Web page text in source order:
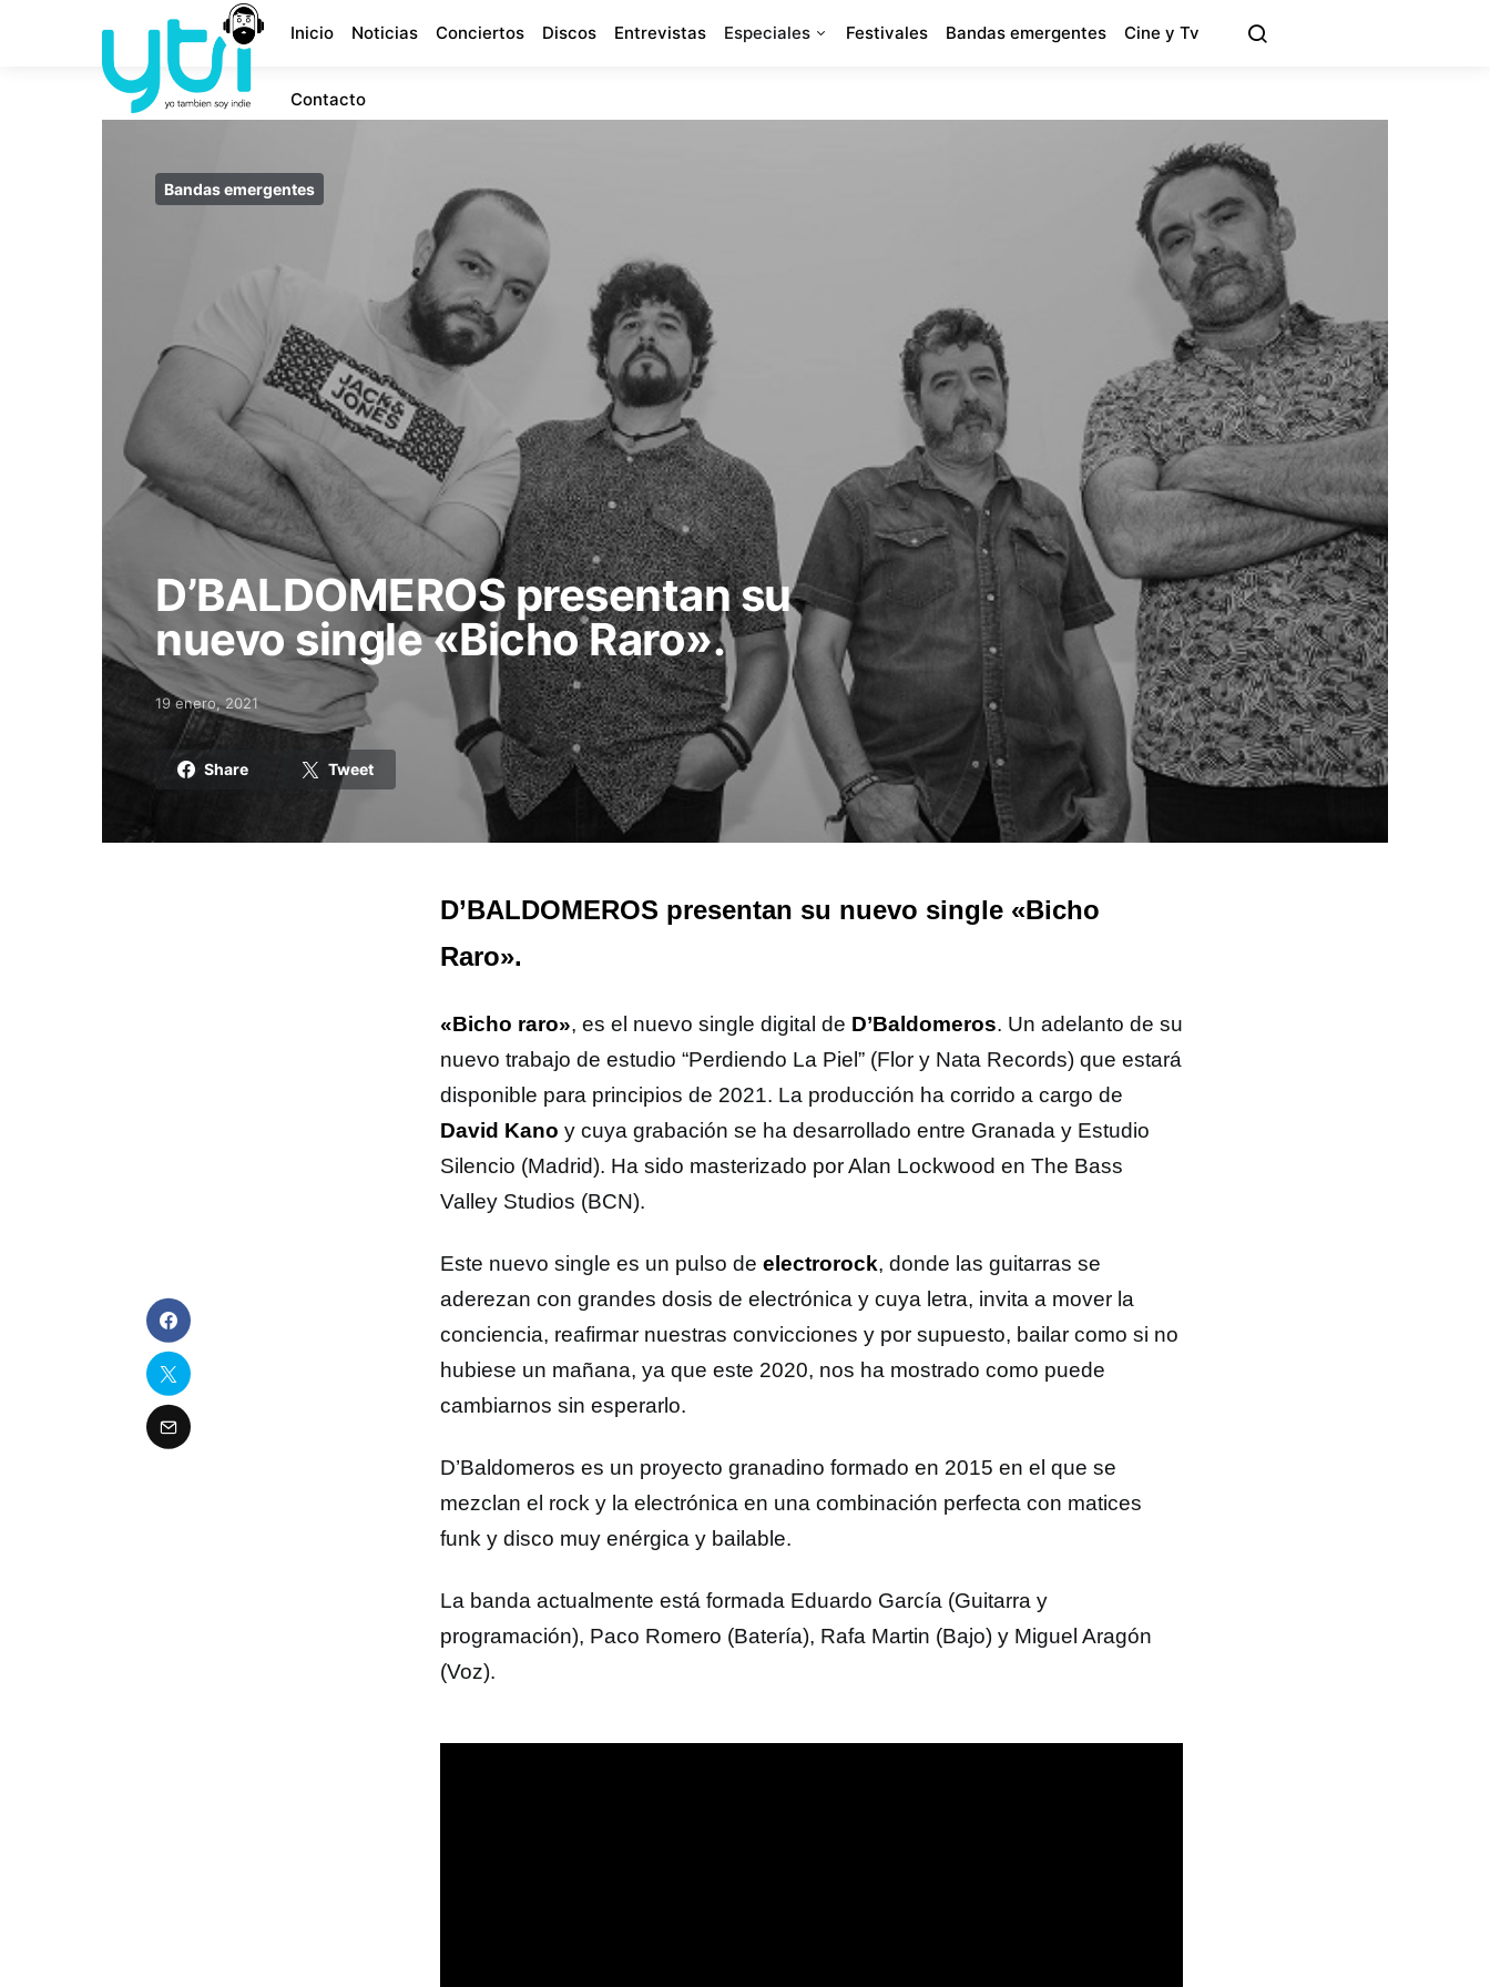
Inicio Noticias Conciertos Discos Entrevistas Especiales Festivales Bandas emergentes Cine y Tv
Contacto
Bandas emergentes
D’BALDOMEROS presentan su
nuevo single «Bicho Raro».
Posted on
19 enero, 2021
Share Tweet
D’BALDOMEROS presentan su nuevo single «Bicho
Raro».
«Bicho raro», es el nuevo single digital de D’Baldomeros. Un adelanto de su
nuevo trabajo de estudio “Perdiendo La Piel” (Flor y Nata Records) que estará
disponible para principios de 2021. La producción ha corrido a cargo de
David Kano y cuya grabación se ha desarrollado entre Granada y Estudio
Silencio (Madrid). Ha sido masterizado por Alan Lockwood en The Bass
Valley Studios (BCN).
Este nuevo single es un pulso de electrorock, donde las guitarras se
aderezan con grandes dosis de electrónica y cuya letra, invita a mover la
conciencia, reafirmar nuestras convicciones y por supuesto, bailar como si no
hubiese un mañana, ya que este 2020, nos ha mostrado como puede
cambiarnos sin esperarlo.
D’Baldomeros es un proyecto granadino formado en 2015 en el que se
mezclan el rock y la electrónica en una combinación perfecta con matices
funk y disco muy enérgica y bailable.
La banda actualmente está formada Eduardo García (Guitarra y
programación), Paco Romero (Batería), Rafa Martin (Bajo) y Miguel Aragón
(Voz).